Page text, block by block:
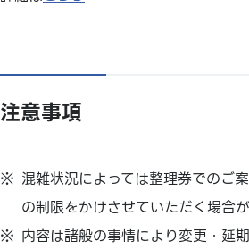
注意事項
混雑状況によっては整理券でのご
の制限をかけさせていただく場合が
内容は諸般の事情により変更・延